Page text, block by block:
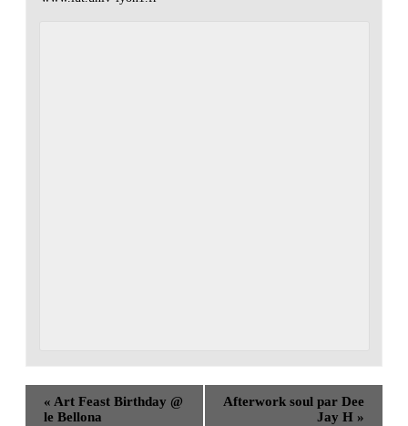
« Art Feast Birthday @
le Bellona
Afterwork soul par Dee
Jay H »